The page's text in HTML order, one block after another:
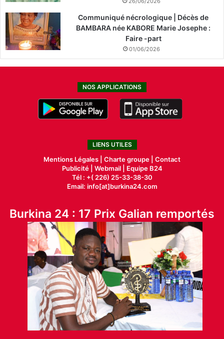
Communiqué nécrologique | Décès de
BAMBARA née KABORE Marie Josephe :
Faire -part
01/06/2026
NOS APPLICATIONS
LIENS UTILES
Mentions Légales | Charte groupe | Contact
Publicité| Webmail |
Equipe B24
Tél : +( 226) 25-33-38-30
Email: info[at]burkina24.com
Burkina 24 : 17 Prix Galian remportés